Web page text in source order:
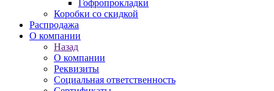
Гофропрокладки
Коробки со скидкой
Распродажа
О компании
Назад
О компании
Реквизиты
Социальная ответственность